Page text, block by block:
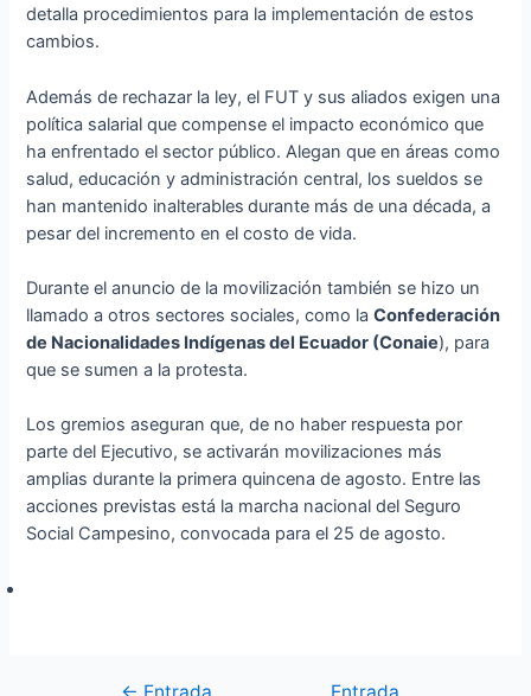
detalla procedimientos para la implementación de estos
cambios.
Además de rechazar la ley, el FUT y sus aliados exigen una
política salarial que compense el impacto económico que
ha enfrentado el sector público. Alegan que en áreas como
salud, educación y administración central, los sueldos se
han mantenido inalterables durante más de una década, a
pesar del incremento en el costo de vida.
Durante el anuncio de la movilización también se hizo un
llamado a otros sectores sociales, como laConfederación
de Nacionalidades Indígenas del Ecuador (Conaie), para
que se sumen a la protesta.
Los gremios aseguran que, de no haber respuesta por
parte del Ejecutivo, se activarán movilizaciones más
amplias durante la primera quincena de agosto. Entre las
acciones previstas está la marcha nacional del Seguro
Social Campesino, convocada para el 25 de agosto.